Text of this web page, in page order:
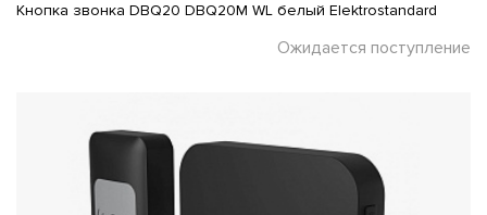
Кнопка звонка DBQ20 DBQ20M WL белый Elektrostandard
Ожидается поступление